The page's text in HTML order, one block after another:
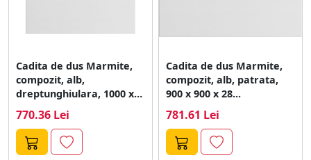
Cadita de dus Marmite,
compozit, alb,
dreptunghiulara, 1000 x
770.36 Lei
Cadita de dus Marmite,
compozit, alb, patrata,
900 x 900 x 28...
781.61 Lei